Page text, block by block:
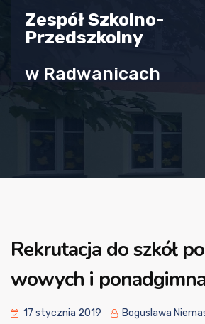
Zespół Szkolno-
Przedszkolny
w Radwanicach
Rekrutacja do szkół
wowych i
17 stycznia 2019 Boguslawa